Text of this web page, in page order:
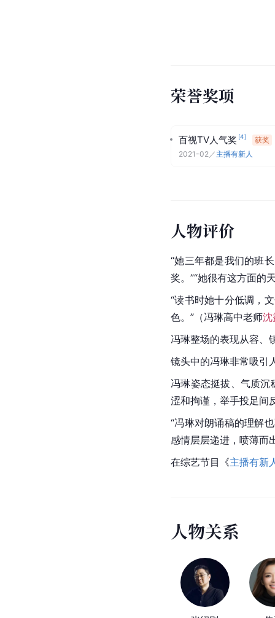
荣誉奖项
百视TV人气奖 [4]
获奖
2021-02 ／ 主播有新人
人物评价
“她三年都是我们的班
奖。”“她很有这方面的
“读书时她十分低调，
色。”（冯琳高中老师沈
冯琳整场的表现从容、
镜头中的冯琳非常吸引
冯琳姿态挺拔、气质沉
涩和拘谨，举手投足间
“冯琳对朗诵稿的理解
感情层层递进，喷薄而
在综艺节目《主播有新
人物关系